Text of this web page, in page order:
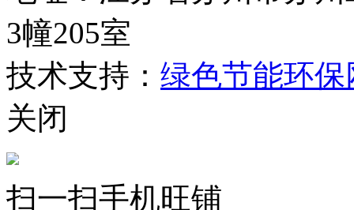
3幢205室
技术支持： 绿色节能环保
关闭
扫一扫手机旺铺